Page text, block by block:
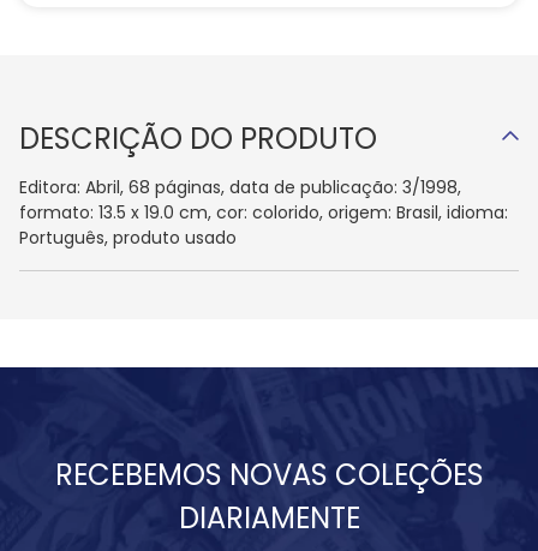
DESCRIÇÃO DO PRODUTO
Editora: Abril, 68 páginas, data de publicação: 3/1998,
formato: 13.5 x 19.0 cm, cor: colorido, origem: Brasil, idioma:
Português, produto usado
RECEBEMOS NOVAS COLEÇÕES
DIARIAMENTE